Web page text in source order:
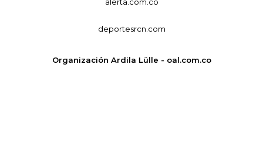
deportesrcn.com
Organización Ardila Lülle - oal.com.co